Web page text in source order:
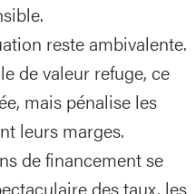
reste ambivalente.
de valeur refuge, ce
mais pénalise les
leurs marges.
de financement se
des taux, les